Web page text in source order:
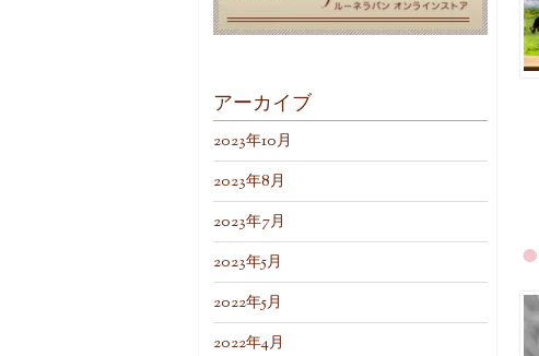
アーカイブ
2023年10月
2023年8月
2023年7月
2023年5月
2022年5月
2022年4月